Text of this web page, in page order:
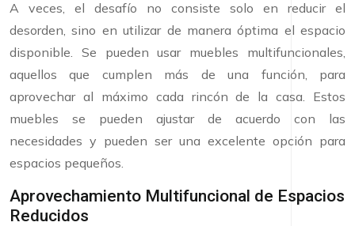
A veces, el desafío no consiste solo en reducir el
desorden, sino en utilizar de manera óptima el espacio
disponible. Se pueden usar muebles multifuncionales,
aquellos que cumplen más de una función, para
aprovechar al máximo cada rincón de la casa. Estos
muebles se pueden ajustar de acuerdo con las
necesidades y pueden ser una excelente opción para
espacios pequeños.
Aprovechamiento Multifuncional de Espacios
Reducidos